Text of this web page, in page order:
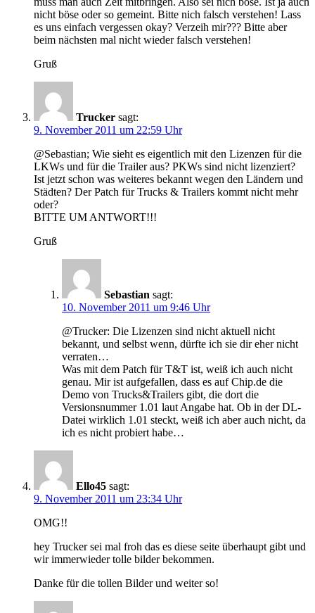
nicht böse oder so gemeint. Bitte nich falsch verstehen! Lass
es uns einfach vergessen okay? Verzeih mir??? Bitte aber
beim nächsten mal nicht wieder falsch verstehen!
Gruß
Trucker sagt:
9. November 2011 um 22:59 Uhr
@Sebastian; Wie sieht es eigentlich mit den Lizenzen für die
LKWs und für die Trailer aus? PKWs sind nicht lizenziert?
Ist jetzt schon was weiteres bekannt wegen den Ländern und
Städten? Der Patch für Trucks & Trailers kommt nicht mehr
oder?
BITTE UM ANTWORT!!!
Gruß
Sebastian sagt:
10. November 2011 um 9:46 Uhr
@Trucker: Die Lizenzen sind nicht aktuell nicht
bekannt, und selbst wenn, dürfte ich sie dir eher nicht
verraten…
Was mit dem Patch für T&T ist, weiß ich auch nicht
genau. Mir ist aufgefallen, dass es auf Chip.de die
Demo von Trucks&Trailers gibt, die dort die
Versionsnummer 1.01 laut Angabe hat. Ob in der DL-
Datei wirklich 1.01 steckt, weiß ich aber auch nicht, da
ich es nicht probiert habe…
Ello45 sagt:
9. November 2011 um 23:34 Uhr
OMG!!
hey Trucker sei mal froh das es diese seite überhaupt gibt und
wir immerwieder tolle bilder bekommen.
Danke für die tollen Bilder und weiter so!